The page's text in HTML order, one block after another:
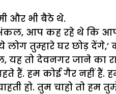
और भी बैठे थे.
आप कह रहे थे कि
तुम्हारे घर छोड़ देंगे,’
तो देवनगर जाने का
हैं. हम कोई गैर नहीं हैं.
हो. तुम चाहो तो हम